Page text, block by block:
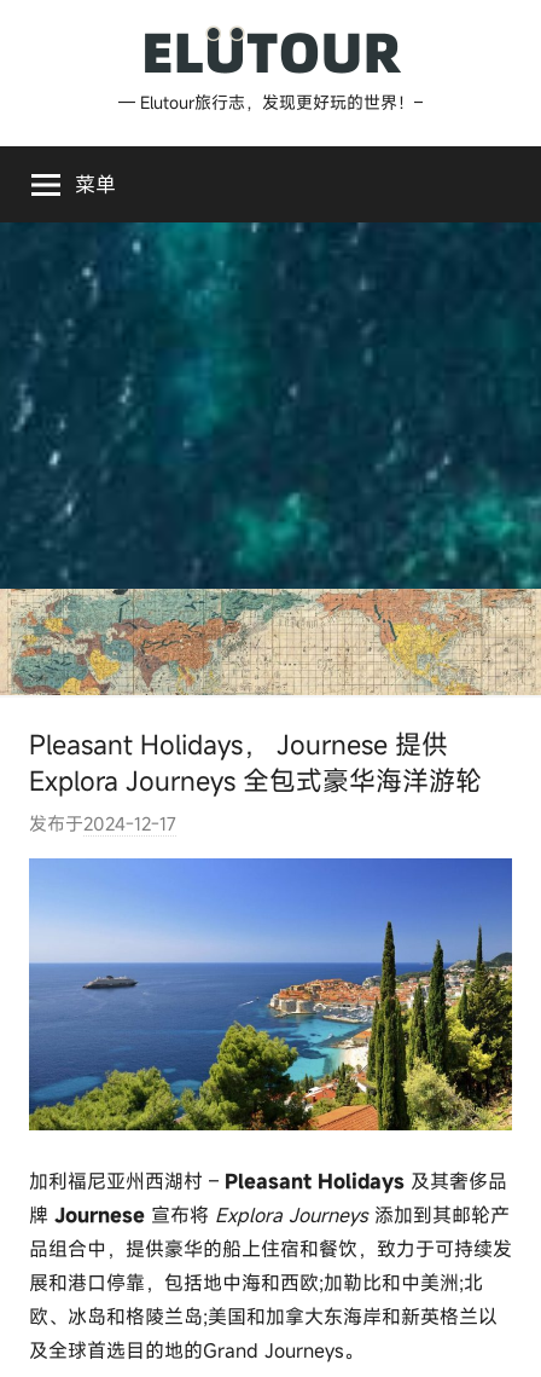
Elutour
旅
行
— Elutour旅行志，发现更好玩的世界！–
菜单
Pleasant Holidays， Journese 提供
Explora Journeys 全包式豪华海洋游轮
发布于2024-12-17
者
o
u
r
c
o
m
加利福尼亚州西湖村 – Pleasant Holidays 及其奢侈品
牌 Journese 宣布将 Explora Journeys 添加到其邮轮产
品组合中，提供豪华的船上住宿和餐饮，致力于可持续发
展和港口停靠，包括地中海和西欧;加勒比和中美洲;北
欧、冰岛和格陵兰岛;美国和加拿大东海岸和新英格兰以
及全球首选目的地的Grand Journeys。